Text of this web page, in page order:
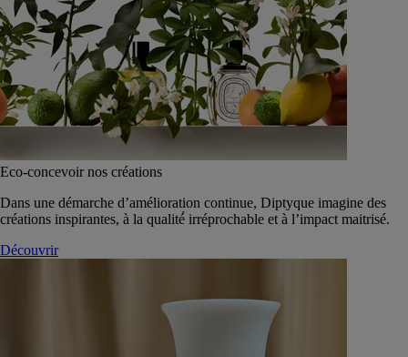
Eco-concevoir nos créations
Dans une démarche d’amélioration continue, Diptyque imagine des
créations inspirantes, à la qualité́ irréprochable et à l’impact maitrisé.
Découvrir